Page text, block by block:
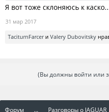
Я вот тоже склоняюсь к
31 мар 2017
TaciturnFarcerи Valery Dubovitsky
(Вы должны войти или
Форум ... Разговоры о JAGUAR